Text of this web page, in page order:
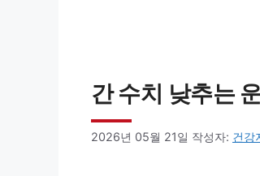
간 수치 낮추는
2026년 05월 21일 작성자: 건강